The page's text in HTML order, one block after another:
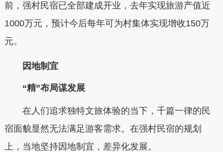
前，强村民宿已全部建成开业，去年实现旅游产值近
1000万元，预计今后每年可为村集体实现增收150万
元。
因地制宜
“精”布局谋发展
在人们追求独特文旅体验的当下，千篇一律的民
宿面貌显然无法满足游客需求。在强村民宿的规划
上，当地坚持因地制宜，差异化发展。